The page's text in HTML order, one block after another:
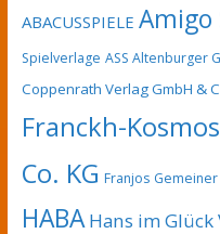
ABACUSSPIELE Amigo
Spielverlage ASS Altenburger
Coppenrath Verlag GmbH &
Franckh-
Co. KG Franjos Gemeiner
HABA Hans im Glück